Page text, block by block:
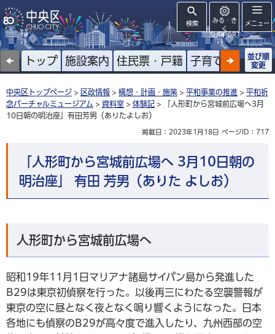
検索
みる・き
く
SUPPORT
メニュー
トップ 施設案内 住民票・戸籍 子育て 高齢者
並び順
変更
中央区トップページ > 区政情報 > 構想・計画・施策 > 平和事業の推進 > 平和祈
念バーチャルミュージアム > 資料室 > 体験記 > 「人形町から宮城前広場へ3月
10日朝の明治座」有田芳男（ありたよしお）
掲載日：2023年1月18日 ページID：717
「人形町から宮城前広場へ 3月10日朝の
明治座」 有田 芳男（ありた よしお）
人形町から宮城前広場へ
昭和19年11月1日マリアナ諸島サイパン島から発進した
B29は東京初偵察を行った。以後再三にわたる空襲警報が
東京の空に昼となく夜となく鳴り響くようになった。日本
各地にも偵察のB29が高々度で進入したり、九州西部の空